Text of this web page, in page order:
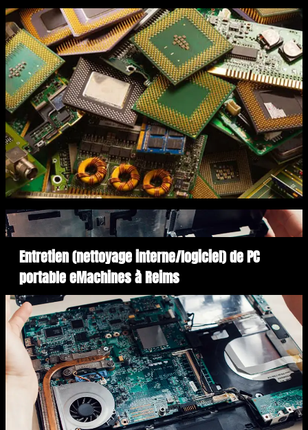
Entretien (nettoyage interne/logiciel) de PC
portable eMachines à Reims